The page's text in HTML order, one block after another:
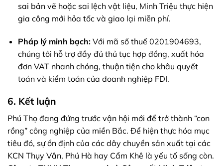
sai bản vẽ hoặc sai lệch vật liệu, Minh Triệu thực hiện
gia công mới hỏa tốc và giao lại miễn phí.
Pháp lý minh bạch:Với mã số thuế 0201904693,
chúng tôi hỗ trợ đầy đủ thủ tục hợp đồng, xuất hóa
đơn VAT nhanh chóng, thuận tiện cho khâu quyết
toán và kiểm toán của doanh nghiệp FDI.
6. Kết luận
Phú Thọ đang đứng trước vận hội mới để trở thành “con
rồng” công nghiệp của miền Bắc. Để hiện thực hóa mục
tiêu đó, sự ổn định của các dây chuyền sản xuất tại các
KCN Thụy Vân, Phú Hà hay Cẩm Khê là yếu tố sống còn.